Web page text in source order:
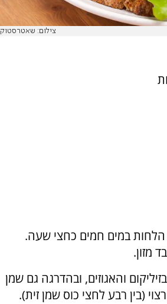
צילום: שאטרסטוק
במים חמים כחצי שעה.
מזון.
והאגוזים, ובהדרגה גם שמן
(בין רבע לחצי כוס שמן זית).